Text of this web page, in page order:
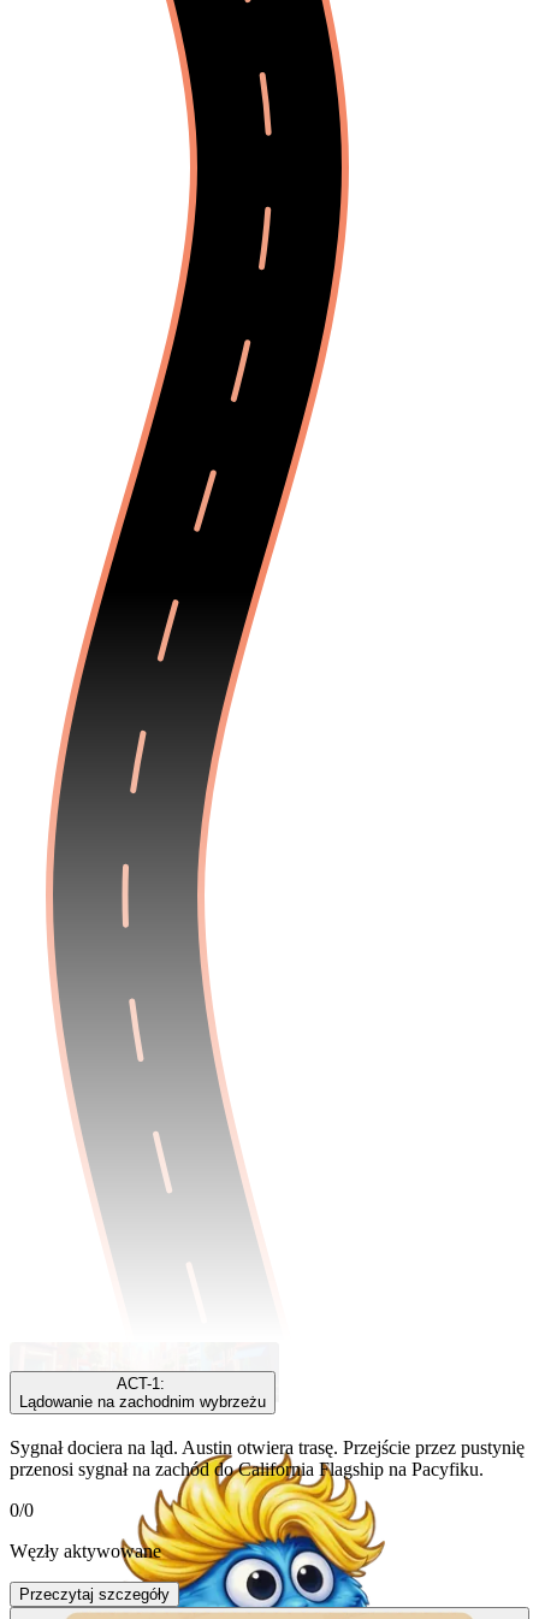
ACT-1:
Lądowanie na zachodnim wybrzeżu
Sygnał dociera na ląd. Austin otwiera trasę. Przejście przez pustynię
przenosi sygnał na zachód do California Flagship na Pacyfiku.
0/0
Węzły aktywowane
Przeczytaj szczegóły